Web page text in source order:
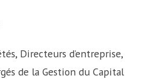
Directeurs d’entreprise,
de la Gestion du Capital